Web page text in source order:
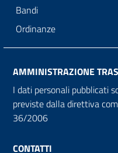
Bandi
Ordinanze
AMMINISTRAZIONE
I dati personali pubblicati
previste dalla direttiva
36/2006
CONTATTI